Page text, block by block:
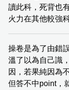
讀此科，死背也
火力在其他較強
操卷是為了由錯
溫了以為自己識
因，若果純因為
但答不中point，